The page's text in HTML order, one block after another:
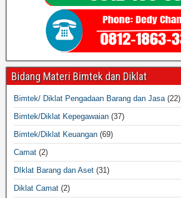
Bidang Materi Bimtek dan Diklat
Bimtek/ Diklat Pengadaan Barang dan Jasa(22)
Bimtek/Diklat Kepegawaian (37)
Bimtek/Diklat Keuangan (69)
Camat (2)
DIklat Barang dan Aset (31)
Diklat Camat (2)